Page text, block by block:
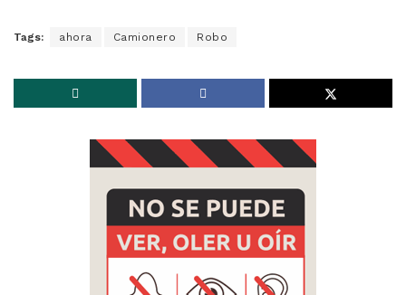
Tags: ahora Camionero Robo